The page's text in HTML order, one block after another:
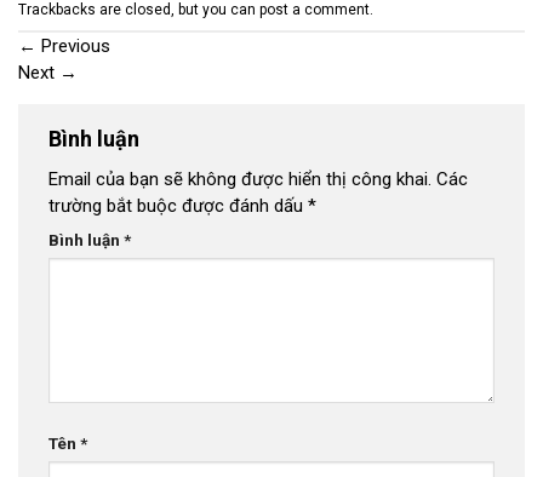
Trackbacks are closed, but you can post a comment.
← Previous
Next →
Bình luận
Email của bạn sẽ không được hiển thị công khai. Các
trường bắt buộc được đánh dấu *
Bình luận *
Tên *